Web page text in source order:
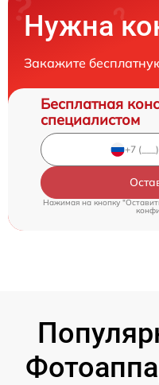
Нужна
Закажите
Бесплатная
специалистом
Нажимая на кнопку